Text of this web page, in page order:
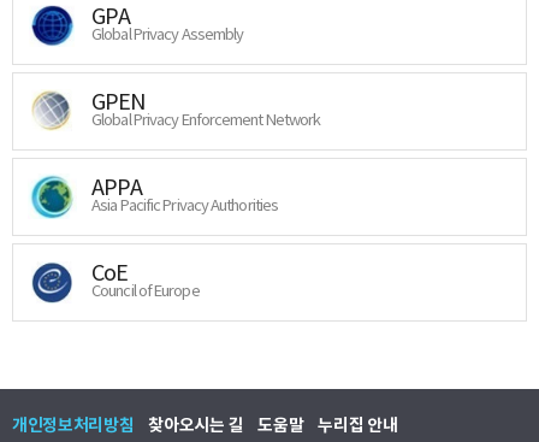
GPA
Global Privacy Assembly
GPEN
Global Privacy Enforcement Network
APPA
Asia Pacific Privacy Authorities
CoE
Council of Europe
개인정보처리방침 찾아오시는 길 도움말 누리집 안내